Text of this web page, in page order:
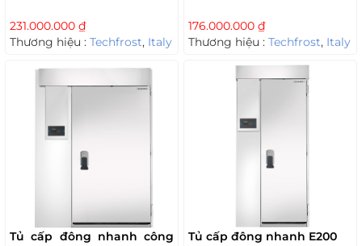
231.000.000 ₫
Thương hiệu : Techfrost, Italy
176.000.000 ₫
Thương hiệu : Techfrost, Italy
Tủ cấp đông nhanh công
Tủ cấp đông nhanh E200